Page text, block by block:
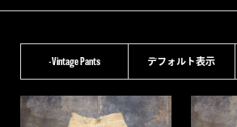
-Vintage Pants デフォルト表示